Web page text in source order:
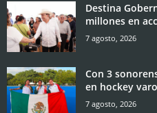
Destina
millones en
7 agosto, 2026
Con 3
en hockey
7 agosto, 2026